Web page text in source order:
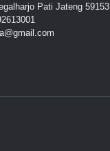
Pati Jateng 59153